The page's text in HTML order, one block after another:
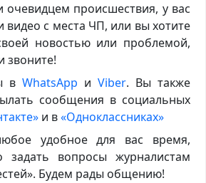
очевидцем происшествия, у вас
видео с места ЧП, или вы хотите
новостью или проблемой,
в WhatsApp иViber. Вы также
сообщения в социальных
и в«Одноклассниках»
удобное для вас время,
задать вопросы журналистам
Будем рады общению!